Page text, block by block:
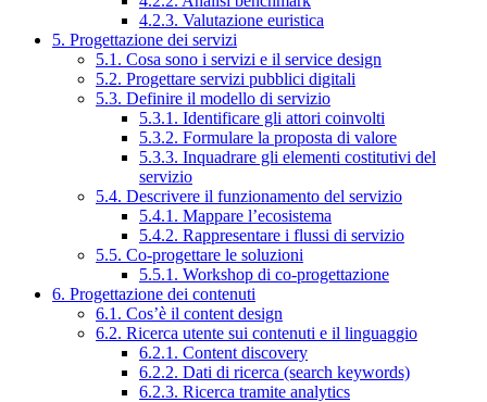
4.2.3. Valutazione euristica
5. Progettazione dei servizi
5.1. Cosa sono i servizi e il service design
5.2. Progettare servizi pubblici digitali
5.3. Definire il modello di servizio
5.3.1. Identificare gli attori coinvolti
5.3.2. Formulare la proposta di valore
5.3.3. Inquadrare gli elementi costitutivi del
servizio
5.4. Descrivere il funzionamento del servizio
5.4.1. Mappare l’ecosistema
5.4.2. Rappresentare i flussi di servizio
5.5. Co-progettare le soluzioni
5.5.1. Workshop di co-progettazione
6. Progettazione dei contenuti
6.1. Cos’è il content design
6.2. Ricerca utente sui contenuti e il linguaggio
6.2.1. Content discovery
6.2.2. Dati di ricerca (search keywords)
6.2.3. Ricerca tramite analytics